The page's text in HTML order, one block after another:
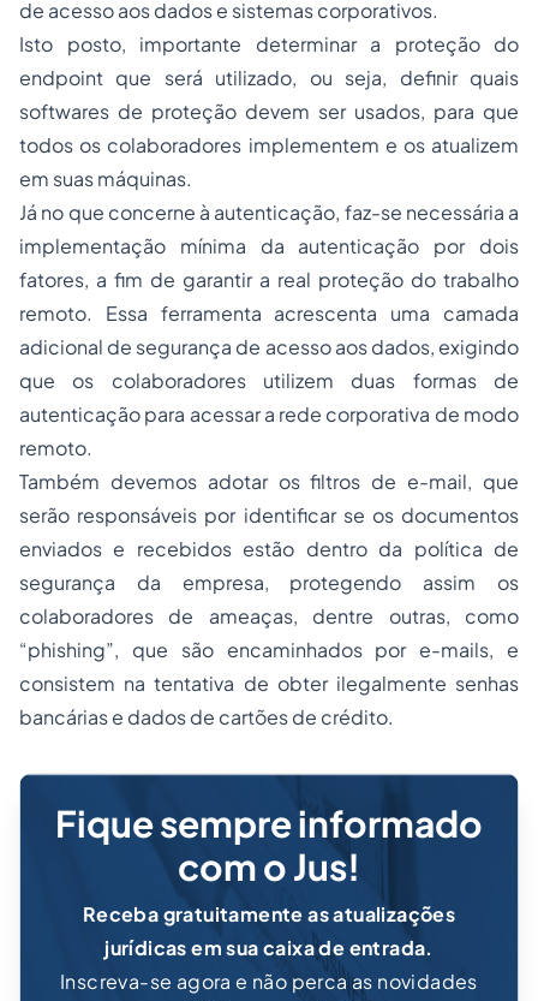
de acesso aos dados e sistemas corporativos.
Isto posto, importante determinar a proteção do
endpoint que será utilizado, ou seja, definir quais
softwares de proteção devem ser usados, para que
todos os colaboradores implementem e os atualizem
em suas máquinas.
Já no que concerne à autenticação, faz-se necessária a
implementação mínima da autenticação por dois
fatores, a fim de garantir a real proteção do trabalho
remoto. Essa ferramenta acrescenta uma camada
adicional de segurança de acesso aos dados, exigindo
que os colaboradores utilizem duas formas de
autenticação para acessar a rede corporativa de modo
remoto.
Também devemos adotar os filtros de e-mail, que
serão responsáveis por identificar se os documentos
enviados e recebidos estão dentro da política de
segurança da empresa, protegendo assim os
colaboradores de ameaças, dentre outras, como
“phishing”, que são encaminhados por e-mails, e
consistem na tentativa de obter ilegalmente senhas
bancárias e dados de cartões de crédito.
Fique sempre informado
com o Jus!
Receba gratuitamente as atualizações
jurídicas em sua caixa de entrada.
Inscreva-se agora e não perca as novidades